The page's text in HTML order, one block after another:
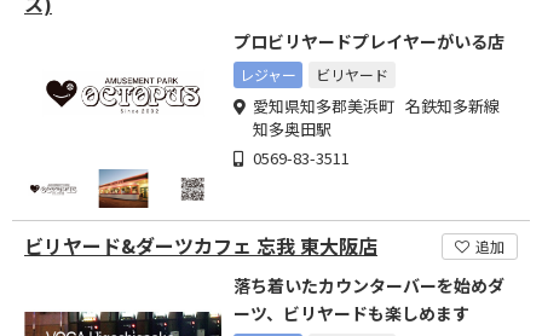
プロビリヤードプレイヤーがいる店
レジャー ビリヤード
愛知県知多郡美浜町 名鉄知多新線
知多奥田駅
0569-83-3511
ビリヤード&ダーツカフェ 忘我 東大阪店 追加
落ち着いたカウンターバーを始めダ
ーツ、ビリヤードも楽しめます